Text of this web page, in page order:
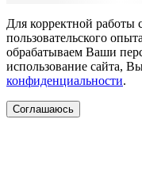
Для корректной работы
пользовательского
обрабатываем Ваши
использование сайта,
конфиденциальности.
Соглашаюсь